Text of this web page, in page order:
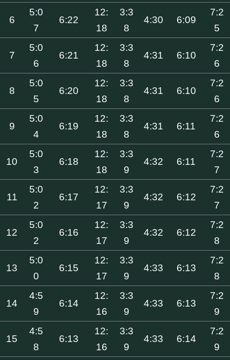
6
5:0
7
6:22
12:
18
3:3
8
4:30 6:09
7:2
5
7
5:0
6
6:21
12:
18
3:3
8
4:31 6:10
7:2
6
8
5:0
5
6:20
12:
18
3:3
8
4:31 6:10
7:2
6
9
5:0
4
6:19
12:
18
3:3
8
4:31 6:11
7:2
6
10
5:0
3
6:18
12:
18
3:3
9
4:32 6:11
7:2
7
11
5:0
2
6:17
12:
17
3:3
9
4:32 6:12
7:2
7
12
5:0
2
6:16
12:
17
3:3
9
4:32 6:12
7:2
8
13
5:0
0
6:15
12:
17
3:3
9
4:33 6:13
7:2
8
14
4:5
9
6:14
12:
16
3:3
9
4:33 6:13
7:2
9
15
4:5
8
6:13
12:
16
3:3
9
4:33 6:14
7:2
9